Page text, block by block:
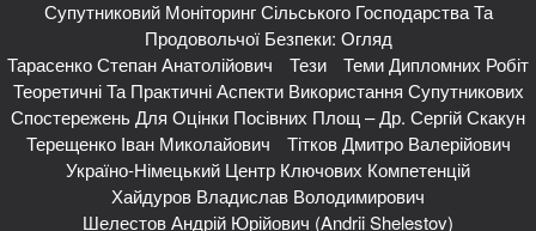
Супутниковий Моніторинг Сільського Господарства Та
Продовольчої Безпеки: Огляд
Тарасенко Степан Анатолійович
Тези
Теми Дипломних Робіт
Теоретичні Та Практичні Аспекти Використання Супутникових
Спостережень Для Оцінки Посівних Площ – Др. Сергій Скакун
Терещенко Іван Миколайович
Тітков Дмитро Валерійович
Україно-Німецький Центр Ключових Компетенцій
Хайдуров Владислав Володимирович
Шелестов Андрій Юрійович (Andrii Shelestov)